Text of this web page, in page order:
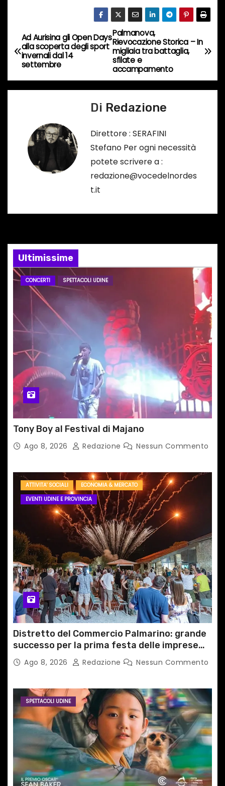
s
o
…
N
a
v
e
a
t
i
c
o
l
i
Palmanova,
Rievocazione Storica – In
migliaia tra battaglia,
sfilate e
accampamento
Ad Aurisina gli Open Days
alla scoperta degli sport
invernali dal 14
settembre
Di Redazione
Direttore : SERAFINI
Stefano Per ogni necessità
potete scrivere a :
redazione@vocedelnordes
t.it
Ultimissime
CONCERTI SPETTACOLI UDINE
Tony Boy al Festival di Majano
Ago 8, 2026 Redazione Nessun Commento
ATTIVITA' SOCIALI
ECONOMIA & MERCATO
EVENTI UDINE E PROVINCIA
Distretto del Commercio Palmarino: grande
successo per la prima festa delle imprese
del territorio
Ago 8, 2026 Redazione Nessun Commento
SPETTACOLI UDINE